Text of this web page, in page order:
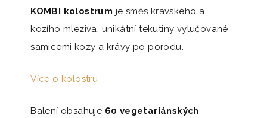
KOMBI kolostrum je směs kravského a
kozího mleziva, unikátní tekutiny vylučované
samicemi kozy a krávy po porodu.
Více o kolostru
Balení obsahuje 60 vegetariánských